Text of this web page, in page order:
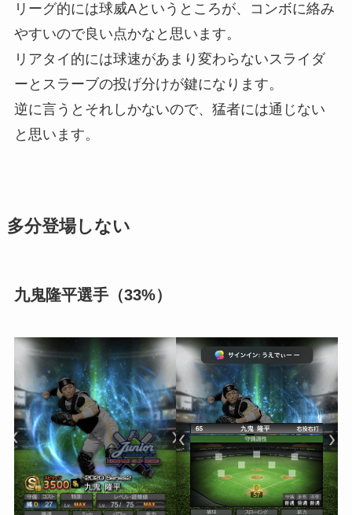
リーグ的には球威Aというところが、コンボに絡み
やすいので良い点かなと思います。
リアタイ的には球速があまり変わらないスライダ
ーとスラーブの投げ分けが鍵になります。
逆に言うとそれしかないので、猛者には通じない
と思います。
多分登場しない
九鬼隆平選手（33%）